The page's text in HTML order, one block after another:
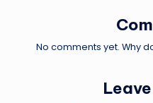
No comments yet. Why